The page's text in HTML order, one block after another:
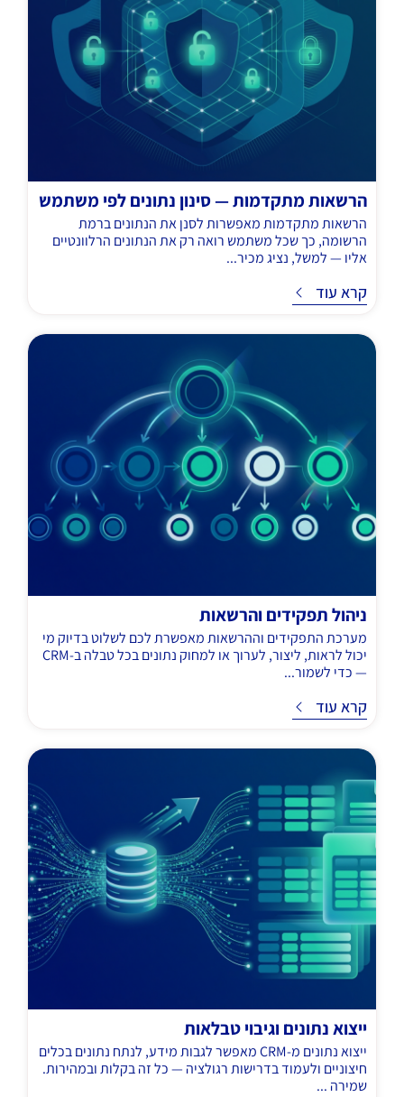
הרשאות מתקדמות — סינון נתונים לפי משתמש
הרשאות מתקדמות מאפשרות לסנן את הנתונים ברמת
הרשומה, כך שכל משתמש רואה רק את הנתונים הרלוונטיים
אליו — למשל, נציג מכיר...
קרא עוד
ניהול תפקידים והרשאות
מערכת התפקידים וההרשאות מאפשרת לכם לשלוט בדיוק מי
יכול לראות, ליצור, לערוך או למחוק נתונים בכל טבלה ב-CRM
— כדי לשמור...
קרא עוד
ייצוא נתונים וגיבוי טבלאות
ייצוא נתונים מ-CRM מאפשר לגבות מידע, לנתח נתונים בכלים
חיצוניים ולעמוד בדרישות רגולציה — כל זה בקלות ובמהירות.
שמירה ...